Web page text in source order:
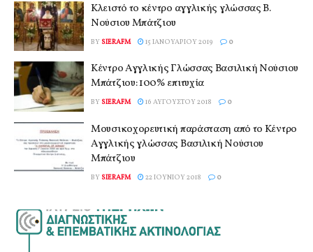
Κλειστό το κέντρο αγγλικής γλώσσας Β.
Νούσιου Μπάτζιου
BY SIERAFM 15 ΙΑΝΟΥΑΡΊΟΥ 2019 0
Κέντρο Αγγλικής Γλώσσας Βασιλική Νούσιου
Μπάτζιου: 100% επιτυχία
BY SIERAFM 16 ΑΥΓΟΎΣΤΟΥ 2018 0
Μουσικοχορευτική παράσταση από το Κέντρο
Αγγλικής γλώσσας Βασιλική Νούσιου
Μπάτζιου
BY SIERAFM 22 ΙΟΥΝΊΟΥ 2018 0